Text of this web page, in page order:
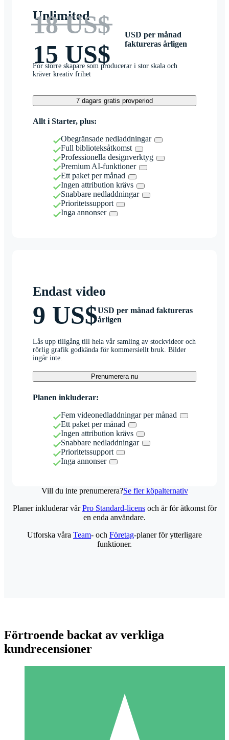
Unlimited
18 US$
15 US$
USD per månad
faktureras årligen
För större skapare som producerar i stor skala och
kräver kreativ frihet
7 dagars gratis provperiod
Allt i Starter, plus:
Obegränsade nedladdningar
Full biblioteksåtkomst
Professionella designverktyg
Premium AI-funktioner
Ett paket per månad
Ingen attribution krävs
Snabbare nedladdningar
Prioritetssupport
Inga annonser
Endast video
9 US$USD per månad faktureras
årligen
Lås upp tillgång till hela vår samling av stockvideor och
rörlig grafik godkända för kommersiellt bruk. Bilder
ingår inte.
Prenumerera nu
Planen inkluderar:
Fem videonedladdningar per månad
Ett paket per månad
Ingen attribution krävs
Snabbare nedladdningar
Prioritetssupport
Inga annonser
Vill du inte prenumerera?Se fler köpalternativ
Individuella Kreditpaket
Planer inkluderar vårPro Standard-licensoch är för åtkomst för
en enda användare.
Utforska våra Team- och Företag-planer för ytterligare
funktioner.
Förtroende backat av verkliga
kundrecensioner